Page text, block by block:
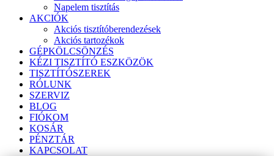
Napelem tisztítás
AKCIÓK
Akciós tisztítóberendezések
Akciós tartozékok
GÉPKÖLCSÖNZÉS
KÉZI TISZTÍTÓ ESZKÖZÖK
TISZTÍTÓSZEREK
RÓLUNK
SZERVIZ
BLOG
FIÓKOM
KOSÁR
PÉNZTÁR
KAPCSOLAT